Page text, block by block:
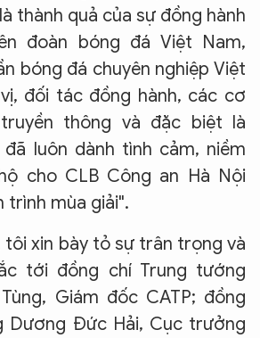
thành quả của sự đồng hành
đoàn bóng đá Việt Nam,
bóng đá chuyên nghiệp Việt
đối tác đồng hành, các cơ
thông và đặc biệt là
luôn dành tình cảm, niềm
cho CLB Công an Hà Nội
trình mùa giải".
tôi xin bày tỏ sự trân trọng và
tới đồng chí Trung tướng
Giám đốc CATP; đồng
Dương Đức Hải, Cục trưởng